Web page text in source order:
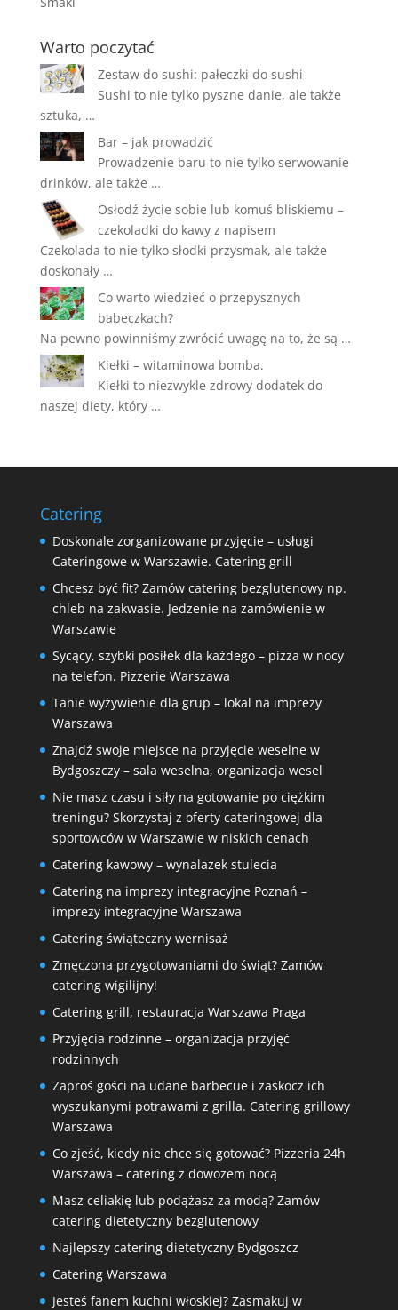
Warto poczytać
Zestaw do sushi: pałeczki do sushi
Sushi to nie tylko pyszne danie, ale także
sztuka, …
Bar – jak prowadzić
Prowadzenie baru to nie tylko serwowanie
drinków, ale także …
Osłodź życie sobie lub komuś bliskiemu –
czekoladki do kawy z napisem
Czekolada to nie tylko słodki przysmak, ale także
doskonały …
Co warto wiedzieć o przepysznych
babeczkach?
Na pewno powinniśmy zwrócić uwagę na to, że są …
Kiełki – witaminowa bomba.
Kiełki to niezwykle zdrowy dodatek do
naszej diety, który …
Catering
Doskonale zorganizowane przyjęcie – usługi
Cateringowe w Warszawie. Catering grill
Chcesz być fit? Zamów catering bezglutenowy np.
chleb na zakwasie. Jedzenie na zamówienie w
Warszawie
Sycący, szybki posiłek dla każdego – pizza w nocy
na telefon. Pizzerie Warszawa
Tanie wyżywienie dla grup – lokal na imprezy
Warszawa
Znajdź swoje miejsce na przyjęcie weselne w
Bydgoszczy – sala weselna, organizacja wesel
Nie masz czasu i siły na gotowanie po ciężkim
treningu? Skorzystaj z oferty cateringowej dla
sportowców w Warszawie w niskich cenach
Catering kawowy – wynalazek stulecia
Catering na imprezy integracyjne Poznań –
imprezy integracyjne Warszawa
Catering świąteczny wernisaż
Zmęczona przygotowaniami do świąt? Zamów
catering wigilijny!
Catering grill, restauracja Warszawa Praga
Przyjęcia rodzinne – organizacja przyjęć
rodzinnych
Zaproś gości na udane barbecue i zaskocz ich
wyszukanymi potrawami z grilla. Catering grillowy
Warszawa
Co zjeść, kiedy nie chce się gotować? Pizzeria 24h
Warszawa – catering z dowozem nocą
Masz celiakię lub podążasz za modą? Zamów
catering dietetyczny bezglutenowy
Najlepszy catering dietetyczny Bydgoszcz
Catering Warszawa
Jesteś fanem kuchni włoskiej? Zasmakuj w